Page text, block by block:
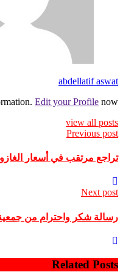
abdellatif aswat
Edit your Profile now.
view all posts
Previous post
تراجع مرتقب في أسعار
Next post
رسالة شكر واحترام من
Related Posts